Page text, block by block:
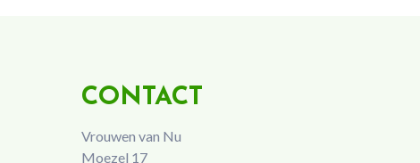
CONTACT
Vrouwen van Nu
Moezel 17